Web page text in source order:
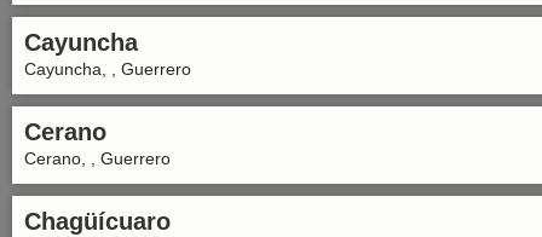
Cayuncha
Cayuncha, , Guerrero
Cerano
Cerano, , Guerrero
Chagüícuaro